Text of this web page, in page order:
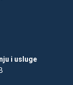
i usluge